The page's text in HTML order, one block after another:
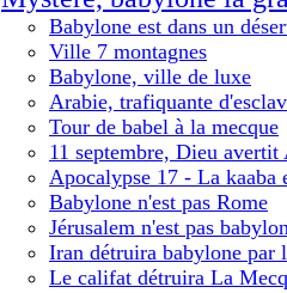
Babylone est dans un
Ville 7 montagnes
Babylone, ville de luxe
Arabie, trafiquante
Tour de babel à la mecque
11 septembre, Dieu avertit
Apocalypse 17 - La kaaba
Babylone n'est pas Rome
Jérusalem n'est pas
Iran détruira babylone par
Le califat détruira La